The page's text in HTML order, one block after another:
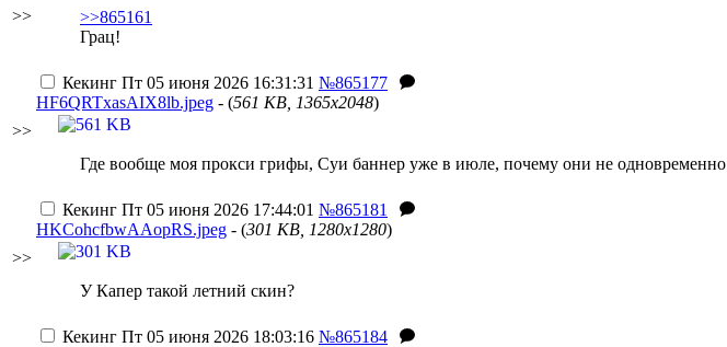
>>
>>865161
Грац!
>>
Кекинг Пт 05 июня 2026 16:31:31 №865177
HF6QRTxasAIX8lb.jpeg - (561 KB, 1365x2048)
Где вообще моя прокси грифы, Суи баннер уже в июле, почему они не одновременно
>>
Кекинг Пт 05 июня 2026 17:44:01 №865181
HKCohcfbwAAopRS.jpeg - (301 KB, 1280x1280)
У Капер такой летний скин?
Кекинг Пт 05 июня 2026 18:03:16 №865184